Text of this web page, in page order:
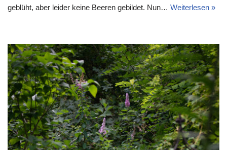
geblüht, aber leider keine Beeren gebildet. Nun… Weiterlesen »